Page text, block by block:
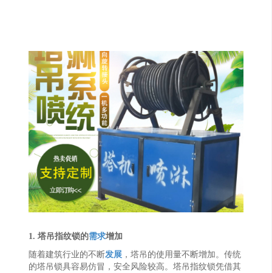
1. 塔吊指纹锁的需求增加
随着建筑行业的不断发展 ，塔吊的使用量不断增加。传统
的塔吊锁具容易仿冒，安全风险较高。塔吊指纹锁凭借其